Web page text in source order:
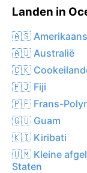
Landen in
🇦🇸
🇦🇺 Australië
🇨🇰
🇫🇯 Fiji
🇵🇫 Frans-
🇬🇺 Guam
🇰🇮 Kiribati
🇺🇲 Kleine
Staten